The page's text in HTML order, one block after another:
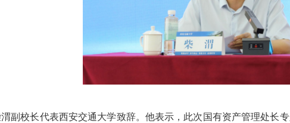
渭副校长代表西安交通大学致辞。他表示，此次国有资产管理处长